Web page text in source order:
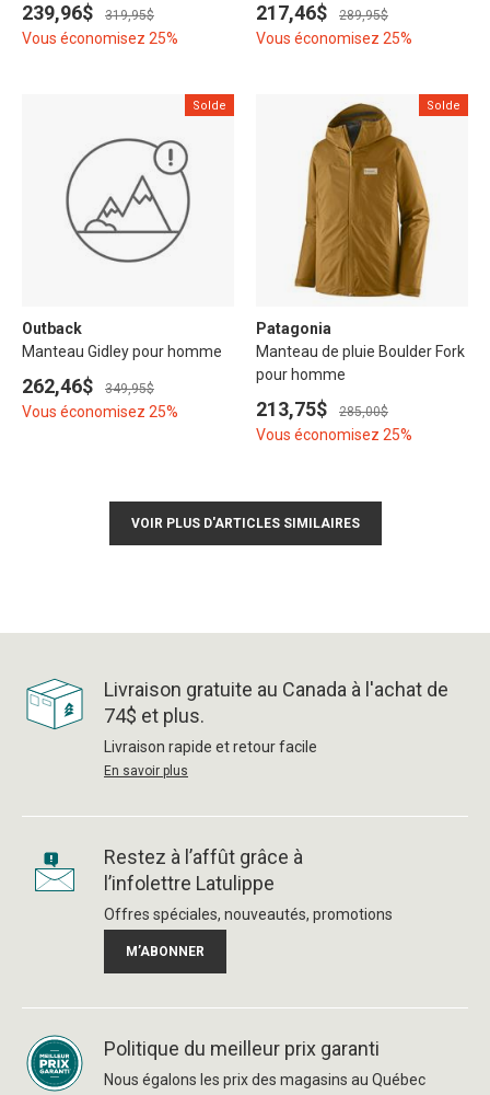
239,96$ 319,95$
Vous économisez 25%
217,46$ 289,95$
Vous économisez 25%
Solde
Outback
Manteau Gidley pour homme
262,46$ 349,95$
Vous économisez 25%
Solde
Patagonia
Manteau de pluie Boulder Fork
pour homme
213,75$ 285,00$
Vous économisez 25%
VOIR PLUS D'ARTICLES SIMILAIRES
Livraison gratuite au Canada à l'achat de
74$ et plus.
Livraison rapide et retour facile
En savoir plus
Restez à l’affût grâce à
l’infolettre Latulippe
Offres spéciales, nouveautés, promotions
M’ABONNER
Politique du meilleur prix garanti
Nous égalons les prix des magasins au Québec